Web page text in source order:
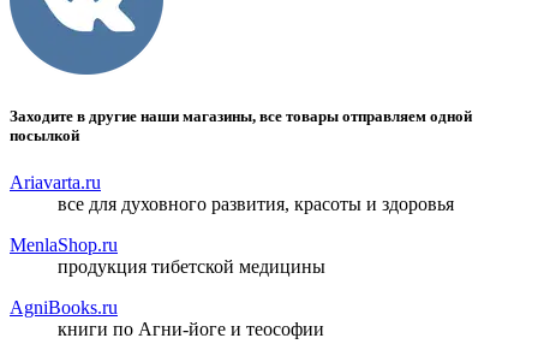
Заходите в другие наши магазины, все товары отправляем одной
посылкой
Ariavarta.ru
все для духовного развития, красоты и здоровья
MenlaShop.ru
продукция тибетской медицины
AgniBooks.ru
книги по Агни-йоге и теософии